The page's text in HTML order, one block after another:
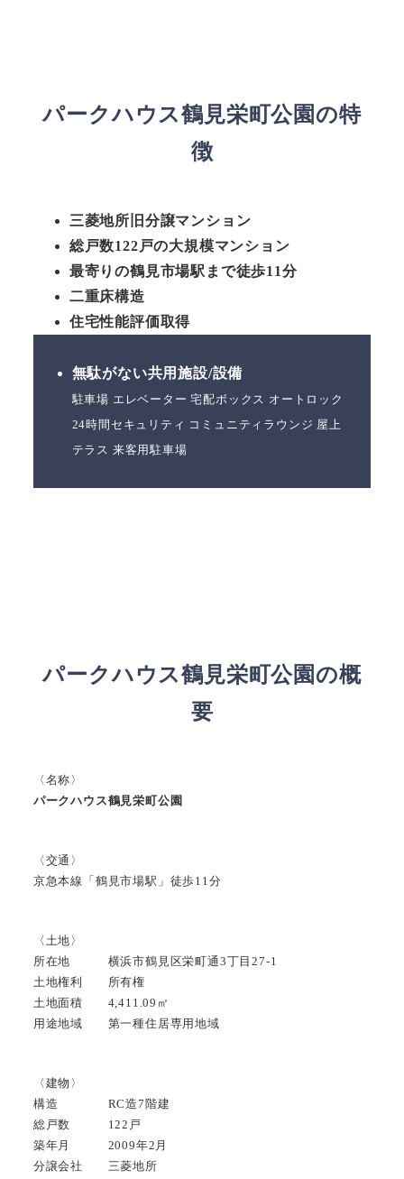
パークハウス鶴見栄町公園の特
徴
三菱地所旧分譲マンション
総戸数122戸の大規模マンション
最寄りの鶴見市場駅まで徒歩11分
二重床構造
住宅性能評価取得
無駄がない共用施設/設備
駐車場 エレベーター 宅配ボックス オートロック
24時間セキュリティ コミュニティラウンジ 屋上
テラス 来客用駐車場
パークハウス鶴見栄町公園の概
要
〈名称〉
パークハウス鶴見栄町公園
〈交通〉
京急本線「鶴見市場駅」徒歩11分
〈土地〉
所在地 横浜市鶴見区栄町通3丁目27-1
土地権利 所有権
土地面積 4,411.09㎡
用途地域 第一種住居専用地域
〈建物〉
構造 RC造7階建
総戸数 122戸
築年月 2009年2月
分譲会社 三菱地所